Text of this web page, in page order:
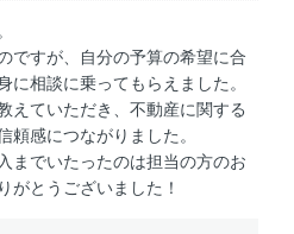
ですが、自分の予算の希望に合
に相談に乗ってもらえました。
えていただき、不動産に関する
頼感につながりました。
までいたったのは担当の方のお
がとうございました！